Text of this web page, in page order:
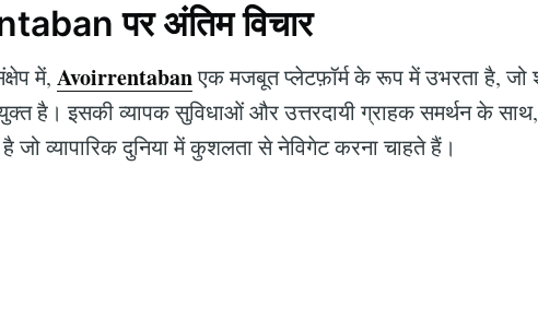
पर अंतिम विचार
में, Avoirrentabanएक मजबूत प्लेटफ़ॉर्म के रूप में उभरता है, जो
है। इसकी व्यापक सुविधाओं और उत्तरदायी ग्राहक समर्थन के
जो व्यापारिक दुनिया में कुशलता से नेविगेट करना चाहते हैं।